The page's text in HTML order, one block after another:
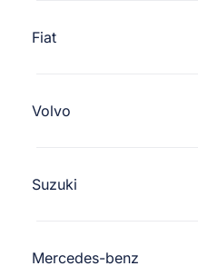
Fiat
Volvo
Suzuki
Mercedes-benz